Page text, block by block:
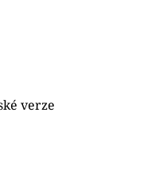
verze